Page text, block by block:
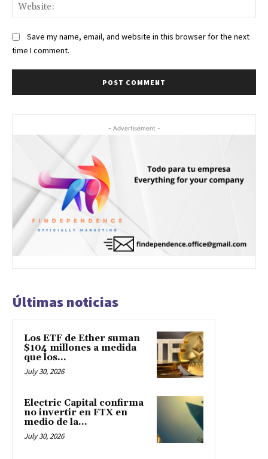
Save my name, email, and website in this browser for the next
time I comment.
- Advertisement -
Últimas noticias
Los ETF de Ether suman
$104 millones a medida
que los...
July 30, 2026
Electric Capital confirma
no invertir en FTX en
medio de la...
July 30, 2026